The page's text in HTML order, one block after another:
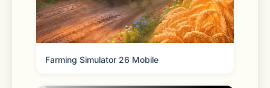
Farming Simulator 26 Mobile